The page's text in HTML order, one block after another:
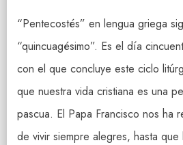
“Pentecostés” en lengua griega
“quincuagésimo”. Es el día
con el que concluye este ciclo
que nuestra vida cristiana es una
pascua. El Papa Francisco nos ha
de vivir siempre alegres, hasta